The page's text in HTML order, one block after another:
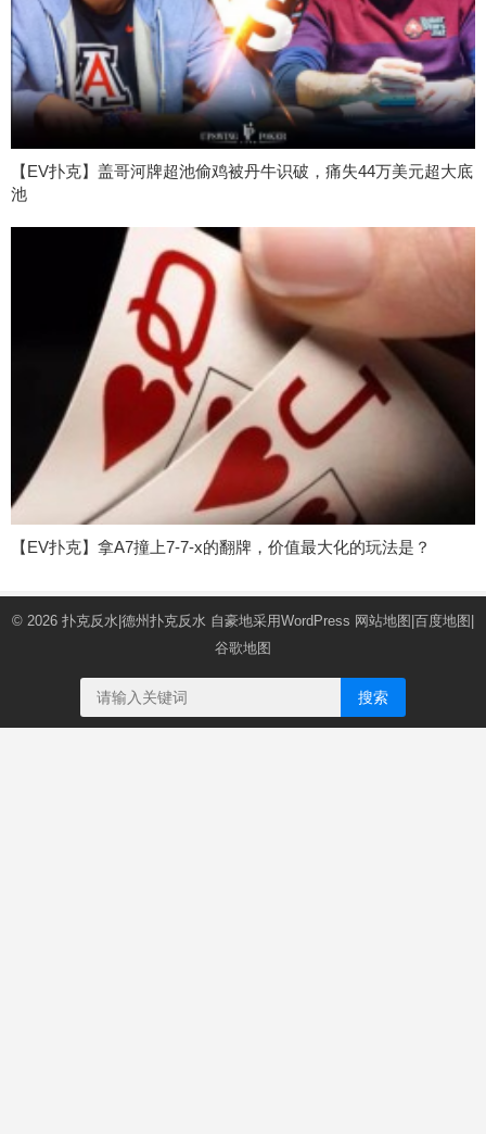
【EV扑克】盖哥河牌超池偷鸡被丹牛识破，痛失44万美元超大底
池
【EV扑克】拿A7撞上7-7-x的翻牌，价值最大化的玩法是？
© 2026 扑克反水|德州扑克反水 自豪地采用WordPress 网站地图 百度地图
谷歌地图
搜索